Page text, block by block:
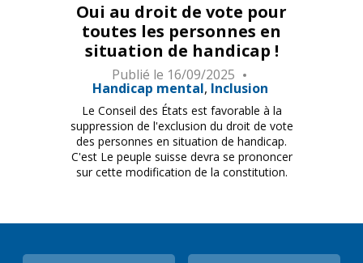
Oui au droit de vote pour
toutes les personnes en
situation de handicap !
Publié le 16/09/2025
Handicap mental Inclusion
Le Conseil des États est favorable à la
suppression de l'exclusion du droit de vote
des personnes en situation de handicap.
C'est Le peuple suisse devra se prononcer
sur cette modification de la constitution.